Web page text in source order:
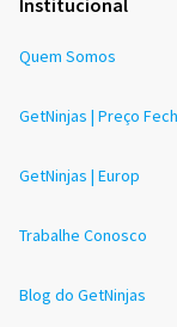
Quem Somos
GetNinjas | Preço
GetNinjas | Europ
Trabalhe Conosco
Blog do GetNinjas